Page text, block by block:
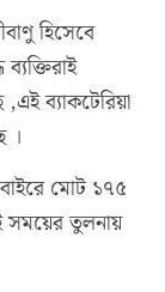
হিসেবে
ব্যাকটেরিয়া
।
বাইরে মোট ১৭৫
সময়ের তুলনায়